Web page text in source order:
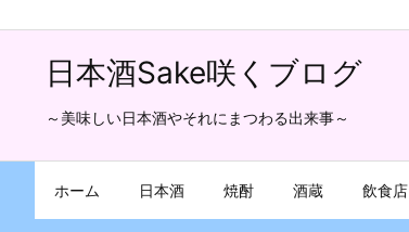
日本酒Sake咲くブログ
～美味しい日本酒やそれにまつわる出来事～
ホーム 日本酒 焼酎 酒蔵 飲食店